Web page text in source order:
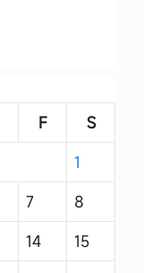
F
S
1
7
8
14
15